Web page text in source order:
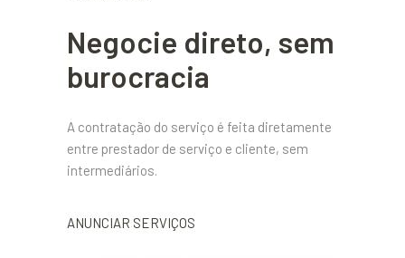
Negocie direto, sem
burocracia
A contratação do serviço é feita diretamente
entre prestador de serviço e cliente, sem
intermediários.
ANUNCIAR SERVIÇOS